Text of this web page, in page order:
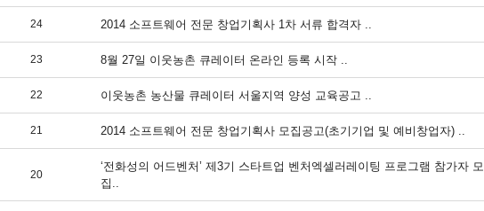
24 2014 소프트웨어 전문 창업기획사 1차 서류 합격자 ..
23 8월 27일 이웃농촌 큐레이터 온라인 등록 시작 ..
22 이웃농촌 농산물 큐레이터 서울지역 양성 교육공고 ..
21 2014 소프트웨어 전문 창업기획사 모집공고(초기기업 및 예비창업자) ..
20
‘전화성의 어드벤처’ 제3기 스타트업 벤처엑셀러레이팅 프로그램 참가자 모
집..